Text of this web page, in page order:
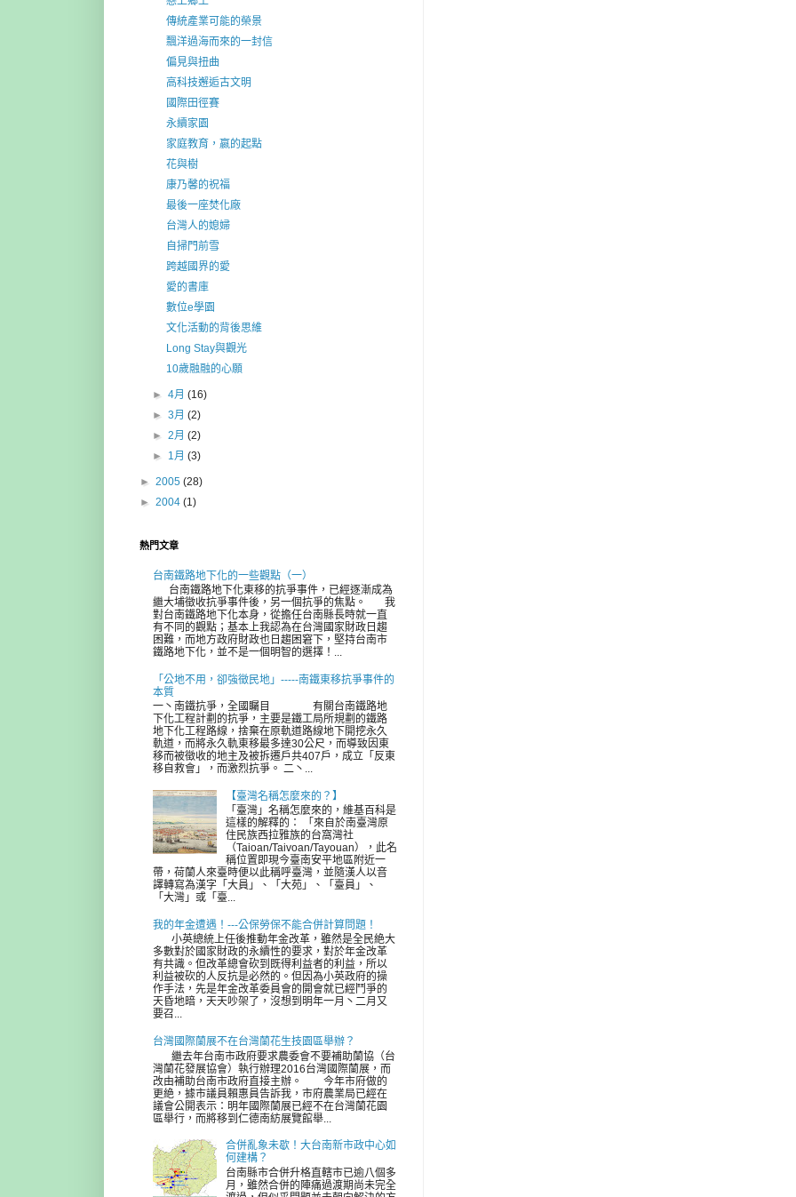
傳統產業可能的榮景
飄洋過海而來的一封信
偏見與扭曲
高科技邂逅古文明
國際田徑賽
永續家園
家庭教育，嬴的起點
花與樹
康乃馨的祝福
最後一座焚化廠
台灣人的媳婦
自掃門前雪
跨越國界的愛
愛的書庫
數位e學園
文化活動的背後思維
Long Stay與觀光
10歲融融的心願
►4月(16)
►3月(2)
►2月(2)
► 1月(3)
► 2005 (28)
► 2004 (1)
熱門文章
台南鐵路地下化的一些觀點（一）
台南鐵路地下化東移的抗爭事件，已經逐漸成為
繼大埔徵收抗爭事件後，另一個抗爭的焦點。 我
對台南鐵路地下化本身，從擔任台南縣長時就一直
有不同的觀點；基本上我認為在台灣國家財政日趨
困難，而地方政府財政也日趨困窘下，堅持台南市
鐵路地下化，並不是一個明智的選擇！...
「公地不用，卻強徵民地」-----南鐵東移抗爭事件的
本質
一丶南鐵抗爭，全國矚目 有關台南鐵路地
下化工程計劃的抗爭，主要是鐵工局所規劃的鐵路
地下化工程路線，捨棄在原軌道路線地下開挖永久
軌道，而將永久軌東移最多達30公尺，而導致因東
移而被徵收的地主及被拆遷戶共407戶，成立「反東
移自救會」，而激烈抗爭。 二丶...
【臺灣名稱怎麼來的？】
「臺灣」名稱怎麼來的，維基百科是
這樣的解釋的： 「來自於南臺灣原
住民族西拉雅族的台窩灣社
（Taioan/Taivoan/Tayouan），此名
稱位置即現今臺南安平地區附近一
帶，荷蘭人來臺時便以此稱呼臺灣，並隨漢人以音
譯轉寫為漢字「大員」、「大苑」、「臺員」、
「大灣」或「臺...
我的年金遭遇！---公保勞保不能合併計算問題！
小英總統上任後推動年金改革，雖然是全民絶大
多數對於國家財政的永續性的要求，對於年金改革
有共識。但改革總會砍到既得利益者的利益，所以
利益被砍的人反抗是必然的。但因為小英政府的操
作手法，先是年金改革委員會的開會就已經鬥爭的
天昏地暗，天天吵架了，沒想到明年一月丶二月又
要召...
台灣國際蘭展不在台灣蘭花生技園區舉辦？
繼去年台南市政府要求農委會不要補助蘭協（台
灣蘭花發展協會）執行辦理2016台灣國際蘭展，而
改由補助台南市政府直接主辦。 今年市府做的
更絶，據市議員賴惠員告訴我，市府農業局已經在
議會公開表示：明年國際蘭展已經不在台灣蘭花園
區舉行，而將移到仁德南紡展覽館舉...
合併亂象未歇！大台南新市政中心如
何建構？
台南縣市合併升格直轄市已逾八個多
月，雖然合併的陣痛過渡期尚未完全